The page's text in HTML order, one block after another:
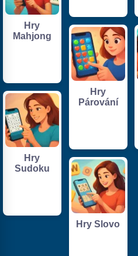
Hry
Mahjong
Hry
Párování
Hry
Sudoku
Hry Slovo